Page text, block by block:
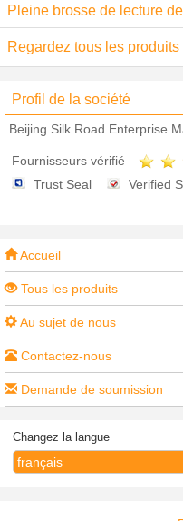
Pleine brosse de lecture
Regardez tous les produits
Profil de la société
Beijing Silk Road Enterprise
Fournisseurs vérifié
Trust Seal
Verified
Accueil
Tous les produits
Au sujet de nous
Contactez-nous
Demande de soumission
Changez la langue